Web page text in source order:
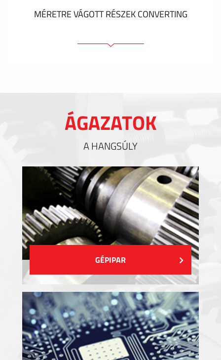
MÉRETRE VÁGOTT RÉSZEK CONVERTING
Kitöltések és hőkezelés
Szigetelés
MUTASS TÖBBET
ÁGAZATOK
A HANGSÚLY
GÉPIPAR